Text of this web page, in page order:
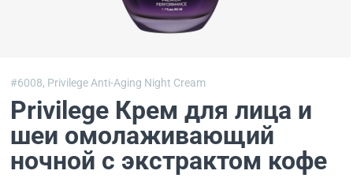
#6008, Privilege Anti-Aging Night Cream
Privilege Крем для лица и
шеи омолаживающий
ночной с экстрактом кофе